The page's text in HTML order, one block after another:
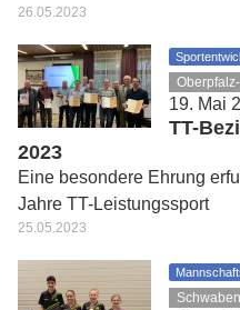
26.05.2023
19. Mai
TT-
2023
Eine besondere Ehrung
Jahre TT-Leistungssport
25.05.2023